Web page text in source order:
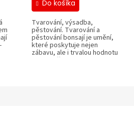
Do košíka
Tvarování, výsadba,
pěstování. Tvarování a
pěstování bonsají je umění,
které poskytuje nejen
zábavu, ale i trvalou hodnotu
v podobě...